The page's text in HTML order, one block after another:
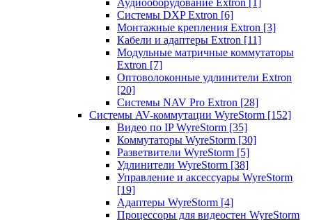
Аудиооборудование Extron [1]
Системы DXP Extron [6]
Монтажные крепления Extron [3]
Кабели и адаптеры Extron [11]
Модульные матричные коммутаторы
Extron [7]
Оптоволоконные удлинители Extron
[20]
Системы NAV Pro Extron [28]
Системы AV-коммутации WyreStorm [152]
Видео по IP WyreStorm [35]
Коммутаторы WyreStorm [30]
Разветвители WyreStorm [5]
Удлинители WyreStorm [38]
Управление и аксессуары WyreStorm
[19]
Адаптеры WyreStorm [4]
Процессоры для видеостен WyreStorm